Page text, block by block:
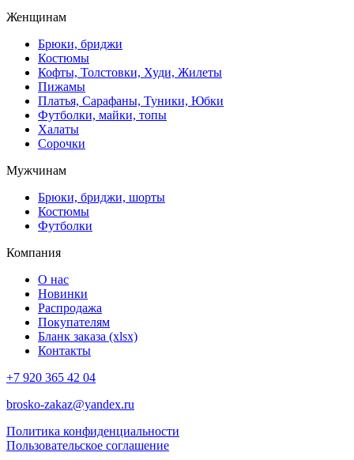
Женщинам
Брюки, бриджи
Костюмы
Кофты, Толстовки, Худи, Жилеты
Пижамы
Платья, Сарафаны, Туники, Юбки
Футболки, майки, топы
Халаты
Сорочки
Мужчинам
Брюки, бриджи, шорты
Костюмы
Футболки
Компания
О нас
Новинки
Распродажа
Покупателям
Бланк заказа (xlsx)
Контакты
+7 920 365 42 04
brosko-zakaz@yandex.ru
Политика конфиденциальности
Пользовательское соглашение